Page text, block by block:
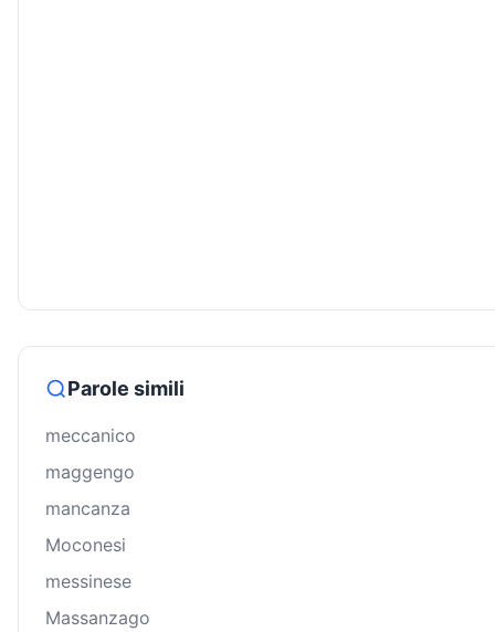
Parole simili
meccanico
maggengo
mancanza
Moconesi
messinese
Massanzago